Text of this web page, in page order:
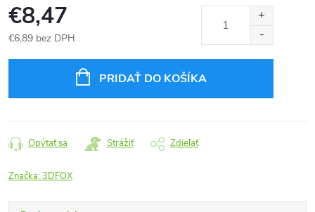
€8,47
€6,89 bez DPH
PRIDAŤ DO KOŠÍKA
Opýtať sa Strážiť Zdieľať
Značka:3DFOX